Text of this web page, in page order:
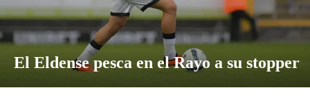
El Eldense pesca en el Rayo a su stopper